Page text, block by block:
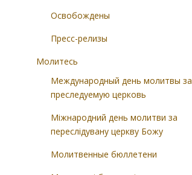
Освобождены
Пресс-релизы
Молитесь
Международный день молитвы за
преследуемую церковь
Міжнародний день молитви за
переслідувану церкву Божу
Молитвенные бюллетени